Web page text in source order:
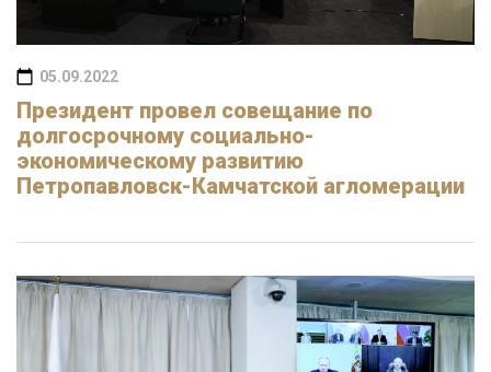
05.09.2022
Президент провел совещание по
долгосрочному социально-
экономическому развитию
Петропавловск-Камчатской агломерации